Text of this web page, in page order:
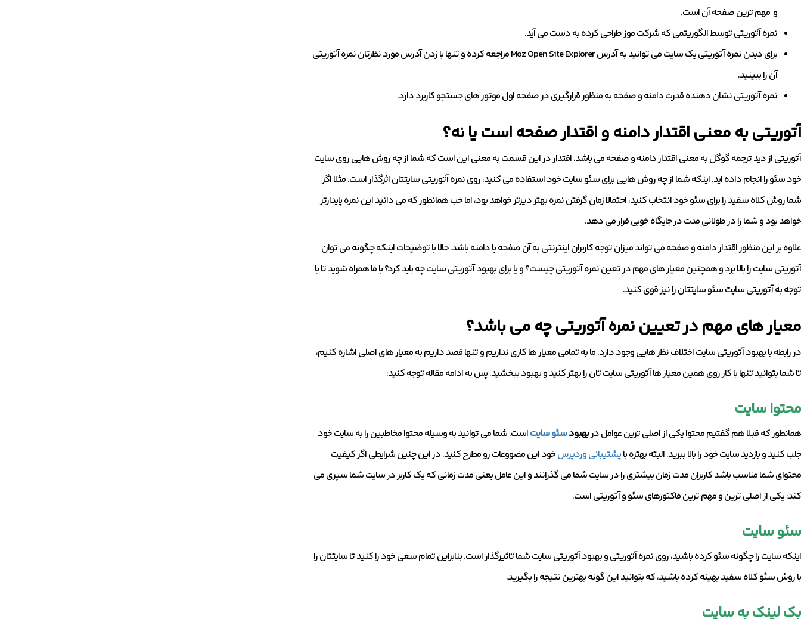
و مهم ترین صفحه آن است.
نمره آتوریتی توسط الگوریتمی که شرکت موز طراحی کرده به دست می آید.
برای دیدن نمره آتوریتی یک سایت می توانید به آدرس Moz Open Site Explorer مراجعه کرده و تنها با زدن آدرس مورد نظرتان نمره آتوریتی
آن را ببینید.
نمره آتوریتی نشان دهنده قدرت دامنه و صفحه به منظور قرارگیری در صفحه اول موتور های جستجو کاربرد دارد.
آتوریتی به معنی اقتدار دامنه و اقتدار صفحه است یا نه؟
آتوریتی از دید ترجمه گوگل به معنی اقتدار دامنه و صفحه می باشد. اقتدار در این قسمت به معنی این است که شما از چه روش هایی روی سایت
خود سئو را انجام داده اید. اینکه شما از چه روش هایی برای سئو سایت خود استفاده می کنید، روی نمره آتوریتی سایتتان اثرگذار است. مثلا اگر
شما روش کلاه سفید را برای سئو خود انتخاب کنید، احتمالا زمان گرفتن نمره بهتر دیرتر خواهد بود، اما خب همانطور که می دانید این نمره پایدارتر
خواهد بود و شما را در طولانی مدت در جایگاه خوبی قرار می دهد.
علاوه بر این منظور اقتدار دامنه و صفحه می تواند میزان توجه کاربران اینترنتی به آن صفحه یا دامنه باشد. حالا با توضیحات اینکه چگونه می توان
آتوریتی سایت را بالا برد و همچنین معیار های مهم در تعین نمره آتوریتی چیست؟ و یا برای بهبود آتوریتی سایت چه باید کرد؟ با ما همراه شوید تا با
توجه به آتوریتی سایت سئو سایتتان را نیز قوی کنید.
معیار های مهم در تعیین نمره آتوریتی چه می باشد؟
در رابطه با بهبود آتوریتی سایت اختلاف نظر هایی وجود دارد. ما به تمامی معیار ها کاری نداریم و تنها قصد داریم به معیار های اصلی اشاره کنیم،
تا شما بتوانید تنها با کار روی همین معیار ها آتوریتی سایت تان را بهتر کنید و بهبود ببخشید. پس به ادامه مقاله توجه کنید:
محتوا سایت
همانطور که قبلا هم گفتیم محتوا یکی از اصلی ترین عوامل دربهبودسئو سایتاست. شما می توانید به وسیله محتوا مخاطبین را به سایت خود
جلب کنید و بازدید سایت خود را بالا ببرید. البته بهتره باپشتیبانی وردپرسخود این مضووعات رو مطرح کنید. در این چنین شرایطی اگر کیفیت
محتوای شما مناسب باشد کاربران مدت زمان بیشتری را در سایت شما می گذرانند و این عامل یعنی مدت زمانی که یک کاربر در سایت شما سپری می
کند؛ یکی از اصلی ترین و مهم ترین فاکتورهای سئو و آتوریتی است.
سئو سایت
اینکه سایت را چگونه سئو کرده باشید، روی نمره آتوریتی و بهبود آتوریتی سایت شما تاثیرگذار است. بنابراین تمام سعی خود را کنید تا سایتتان را
با روش سئو کلاه سفید بهینه کرده باشید، که بتوانید این گونه بهترین نتیجه را بگیرید.
بک لینک به سایت